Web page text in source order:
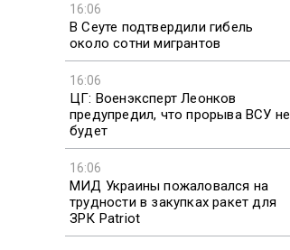
16:06
В Сеуте подтвердили гибель
около сотни мигрантов
16:06
ЦГ: Военэксперт Леонков
предупредил, что прорыва ВСУ не
будет
16:06
МИД Украины пожаловался на
трудности в закупках ракет для
ЗРК Patriot